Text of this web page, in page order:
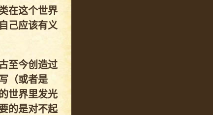
在这个世界
己应该有义
至今创造过
（或者是
世界里发光
的是对不起